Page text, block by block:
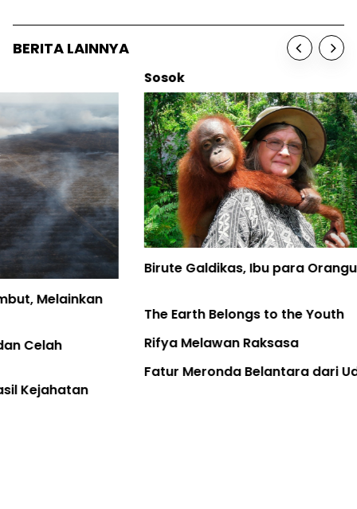
BERITA LAINNYA
Birute Galdikas, Ibu para Orangutan, telah Pulang
The Earth Belongs to the Youth
Rifya Melawan Raksasa
Fatur Meronda Belantara dari Udara